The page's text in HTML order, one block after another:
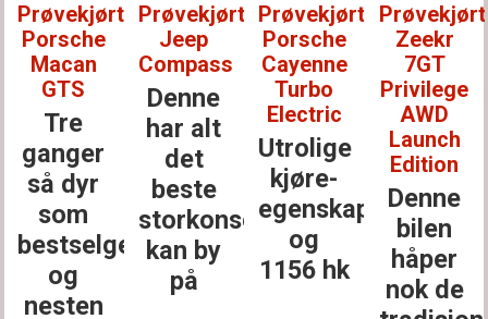
Prøvekjørt:
Jeep
Compass
Denne
har alt
det
beste
storkonsernet
kan by
på
Prøvekjørt:
Porsche
Cayenne
Turbo
Electric
Utrolige
kjøre­
egenskaper
og
1156 hk
Prøvekjørt:
Zeekr
7GT
Privilege
AWD
Launch
Edition
Denne
bilen
håper
Lexus
RZ 550e
En uke
med
dette,
og du
vil
kanskje
ikke ha
noe